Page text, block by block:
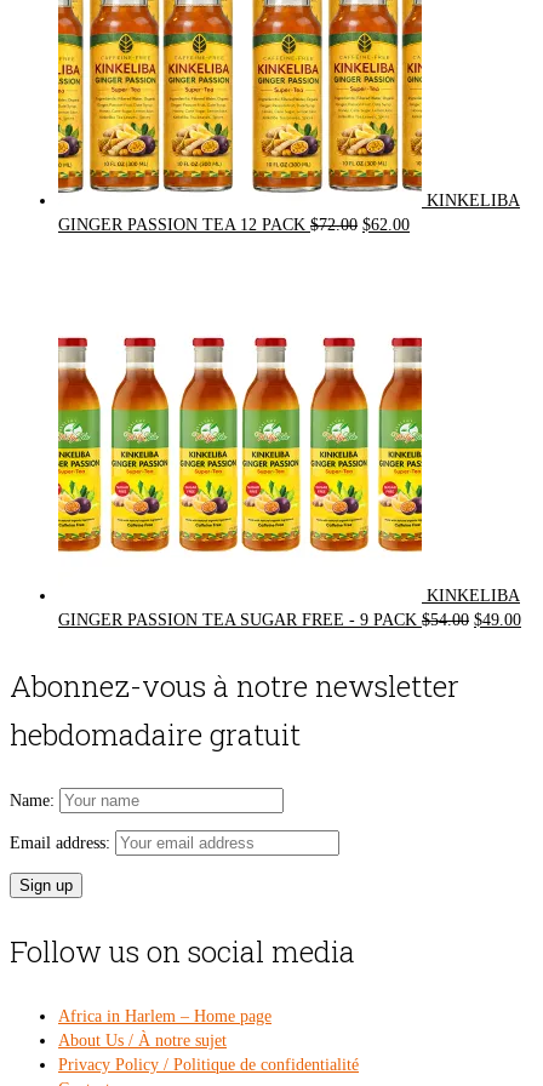
KINKELIBA
GINGER PASSION TEA 12 PACK $72.00 Original
$62.00Current
KINKELIBA
GINGER PASSION TEA SUGAR FREE - 9 PACK $54.00 Original
$49.00
Abonnez-vous à notre newsletter
hebdomadaire gratuit
Name:
Email address:
Follow us on social media
Africa in Harlem – Home page
About Us / À notre sujet
Privacy Policy / Politique de confidentialité